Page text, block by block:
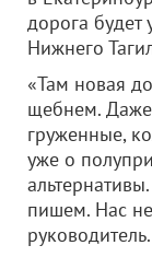
дорога будет
Нижнего
«Там новая
щебнем. Даже
груженные,
уже о
пишем. Нас
руководитель.